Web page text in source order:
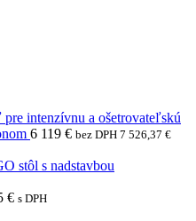
intenzívnu a ošetrovateľskú
6 119 € bez DPH 7 526,37 €
stôl s nadstavbou
€ s DPH